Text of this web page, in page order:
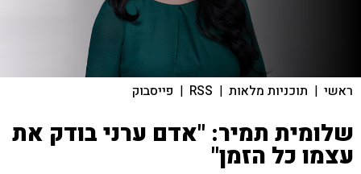
ראשי | תוכניות מלאות |
RSS
| פייסבוק
שלומית תמיר: "אדם ערני בודק את
עצמו כל הזמן"